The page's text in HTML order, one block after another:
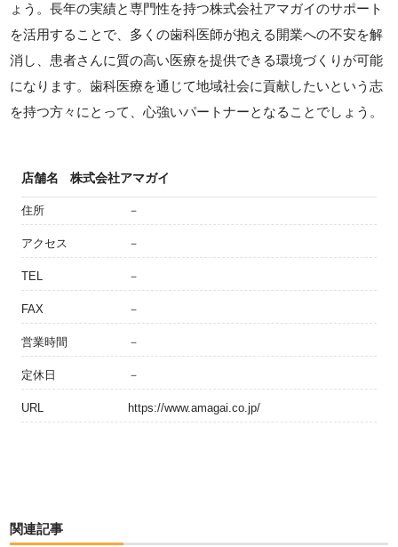
ょう。長年の実績と専門性を持つ株式会社アマガイのサポート
を活用することで、多くの歯科医師が抱える開業への不安を解
消し、患者さんに質の高い医療を提供できる環境づくりが可能
になります。歯科医療を通じて地域社会に貢献したいという志
を持つ方々にとって、心強いパートナーとなることでしょう。
店舗名 株式会社アマガイ
住所 －
アクセス －
TEL －
FAX －
営業時間 －
定休日 －
URL https://www.amagai.co.jp/
関連記事